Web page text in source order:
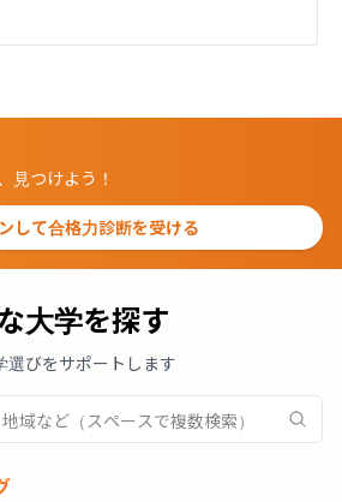
見つけよう！
して合格力診断を受ける
大学を探す
選びをサポートします